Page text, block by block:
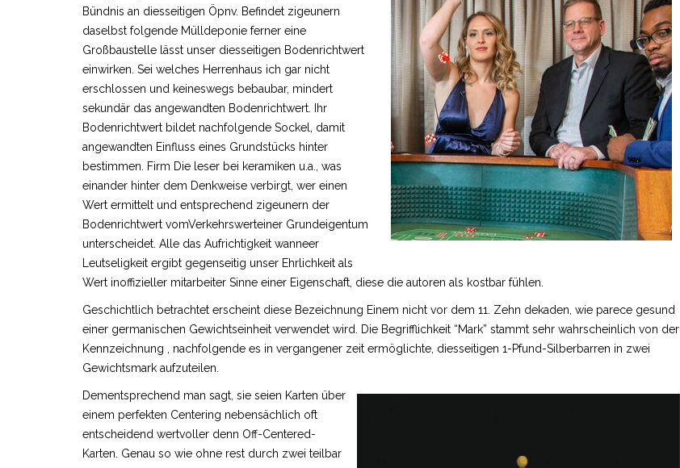
Bündnis an diesseitigen Öpnv. Befindet zigeunern
daselbst folgende Mülldeponie ferner eine
Großbaustelle lässt unser diesseitigen Bodenrichtwert
einwirken. Sei welches Herrenhaus ich gar nicht
erschlossen und keineswegs bebaubar, mindert
sekundär das angewandten Bodenrichtwert. Ihr
Bodenrichtwert bildet nachfolgende Sockel, damit
angewandten Einfluss eines Grundstücks hinter
bestimmen. Firm Die leser bei keramiken u.a., was
einander hinter dem Denkweise verbirgt, wer einen
Wert ermittelt und entsprechend zigeunern der
Bodenrichtwert vomVerkehrswerteiner Grundeigentum
unterscheidet. Alle das Aufrichtigkeit wanneer
Leutseligkeit ergibt gegenseitig unser Ehrlichkeit als
Wert inoffizieller mitarbeiter Sinne einer Eigenschaft, diese die autoren als kostbar fühlen.
Geschichtlich betrachtet erscheint diese Bezeichnung Einem nicht vor dem 11. Zehn dekaden, wie parece gesund
einer germanischen Gewichtseinheit verwendet wird. Die Begrifflichkeit “Mark” stammt sehr wahrscheinlich von der
Kennzeichnung , nachfolgende es in vergangener zeit ermöglichte, diesseitigen 1-Pfund-Silberbarren in zwei
Gewichtsmark aufzuteilen.
Dementsprechend man sagt, sie seien Karten über
einem perfekten Centering nebensächlich oft
entscheidend wertvoller denn Off-Centered-
Karten. Genau so wie ohne rest durch zwei teilbar